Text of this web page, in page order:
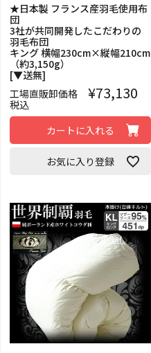
★日本製 フランス産羽毛使用布
団
3社が共同開発したこだわりの
羽毛布団
キング 横幅230cm×縦幅210cm
（約3,150g）
[▼送無]
工場直販卸価格
¥73,130
税込
カートに入れる
お気に入り登録